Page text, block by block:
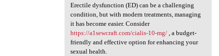
Erectile dysfunction (ED) can be a challenging
condition, but with modern treatments, managing
it has become easier. Consider
https://a1sewcraft.com/cialis-10-mg/, a budget-
friendly and effective option for enhancing your
sexual health.